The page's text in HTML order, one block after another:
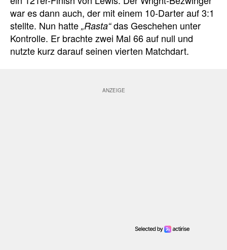
war es dann auch, der mit einem 10-Darter auf 3:1
stellte. Nun hatte „Rasta“das Geschehen unter
Kontrolle. Er brachte zwei Mal 66 auf null und
nutzte kurz darauf seinen vierten Matchdart.